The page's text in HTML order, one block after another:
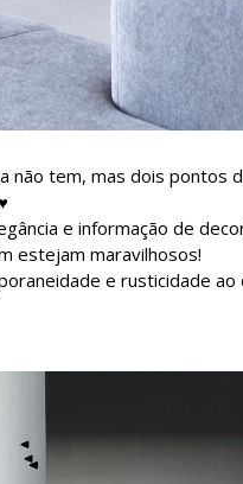
não tem, mas dois pontos
e informação de
estejam maravilhosos!
e rusticidade ao